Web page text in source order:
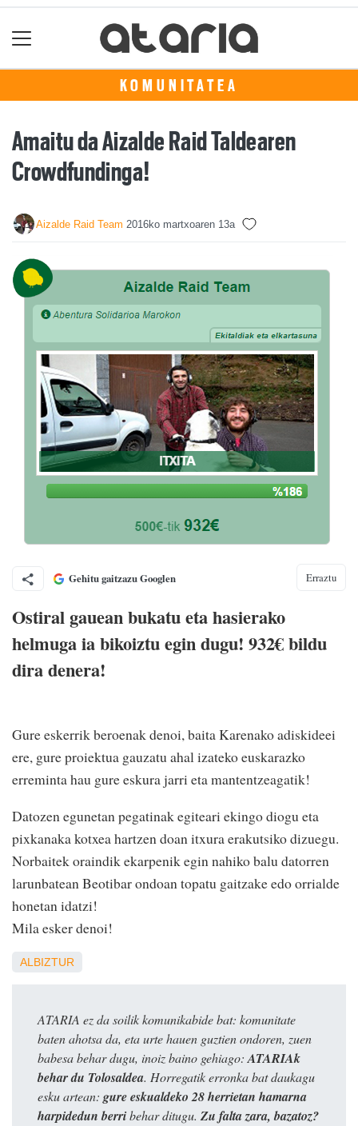
KOMUNITATEA
Amaitu da Aizalde Raid Taldearen
Crowdfundinga!
Aizalde Raid Team 2016ko martxoaren 13a
Gehitu gaitzazu Googlen Erraztu
Ostiral gauean bukatu eta hasierako
helmuga ia bikoiztu egin dugu! 932€ bildu
dira denera!
Gure eskerrik beroenak denoi, baita Karenako adiskideei
ere, gure proiektua gauzatu ahal izateko euskarazko
erreminta hau gure eskura jarri eta mantentzeagatik!
Datozen egunetan pegatinak egiteari ekingo diogu eta
pixkanaka kotxea hartzen doan itxura erakutsiko dizuegu.
Norbaitek oraindik ekarpenik egin nahiko balu datorren
larunbatean Beotibar ondoan topatu gaitzake edo orrialde
honetan idatzi!
Mila esker denoi!
ALBIZTUR
ATARIA ez da soilik komunikabide bat: komunitate
baten ahotsa da, eta urte hauen guztien ondoren, zuen
babesa behar dugu, inoiz baino gehiago: ATARIAk
behar du Tolosaldea. Horregatik erronka bat daukagu
esku artean: gure eskualdeko 28 herrietan hamarna
harpidedun berribehar ditugu. Zu falta zara, bazatoz?